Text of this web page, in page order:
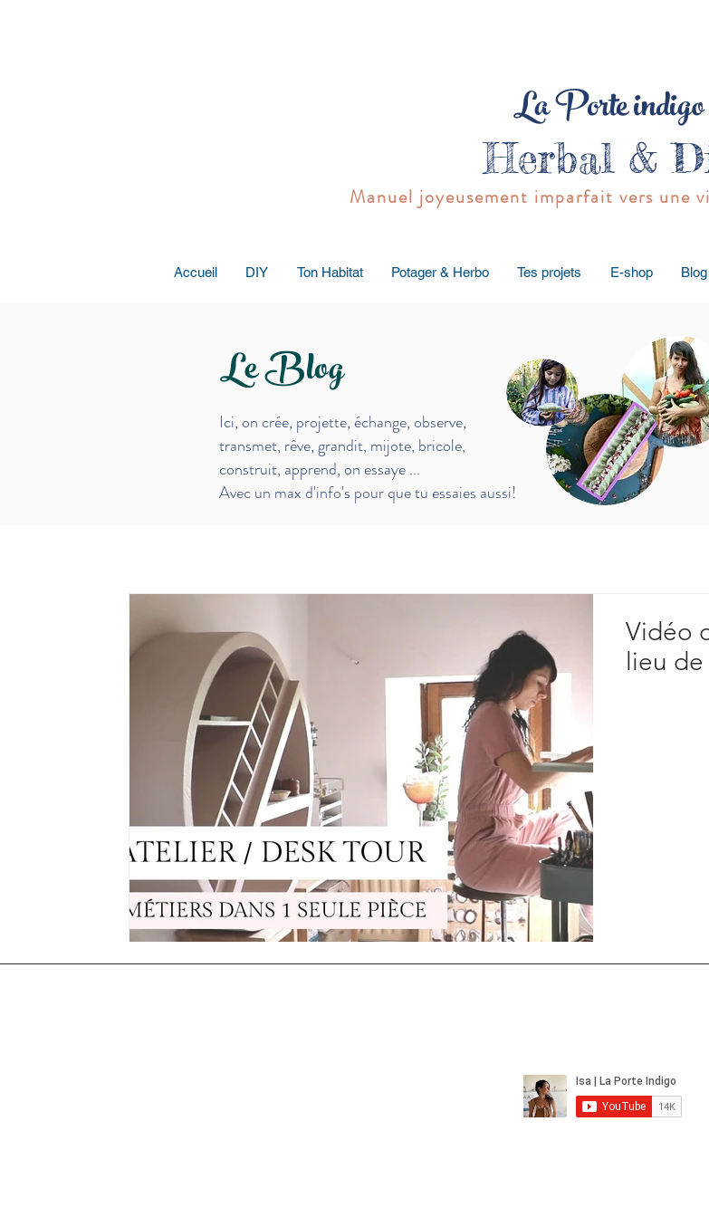
La Porte indigo
Herbal &
Manuel joyeusement imparfait vers une
Accueil DIY Ton Habitat Potager & Herbo Tes projets E-shop Blog
Le Blog
Ici, on crée, projette, échange, observe,
transmet, rêve, grandit, mijote, bricole,
construit, apprend, on essaye...
Avec un max d'info's pour que tu essaies aussi!
Vidéo
lieu